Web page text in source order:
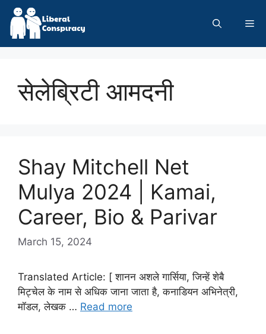
Skip
content
सेलेब्रिटी आमदनी
Shay Mitchell Net
Mulya 2024 | Kamai,
Career, Bio & Parivar
March 15, 2024
Translated Article: [ शानन अशले गार्सिया, जिन्हें शेबै
मिट्चेल के नाम से अधिक जाना जाता है, कनाडियन अभिनेत्री,
मॉडल, लेखक … Read more